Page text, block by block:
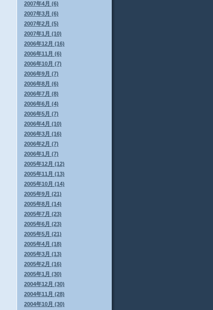
2007年4月 (6)
2007年3月 (6)
2007年2月 (5)
2007年1月 (10)
2006年12月 (16)
2006年11月 (6)
2006年10月 (7)
2006年9月 (7)
2006年8月 (6)
2006年7月 (8)
2006年6月 (4)
2006年5月 (7)
2006年4月 (10)
2006年3月 (16)
2006年2月 (7)
2006年1月 (7)
2005年12月 (12)
2005年11月 (13)
2005年10月 (14)
2005年9月 (21)
2005年8月 (14)
2005年7月 (23)
2005年6月 (23)
2005年5月 (21)
2005年4月 (18)
2005年3月 (13)
2005年2月 (16)
2005年1月 (30)
2004年12月 (30)
2004年11月 (28)
2004年10月 (30)